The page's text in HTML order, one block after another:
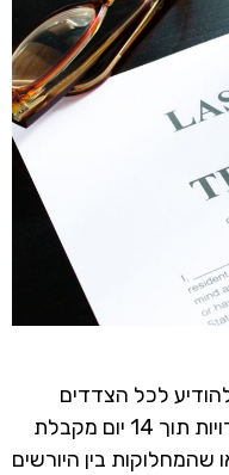
לכל הצדדים
המעוניינים על זכותם להגיש התנגדויות תוך 14 יום מקבלת
שהמחלוקות בין היורשים